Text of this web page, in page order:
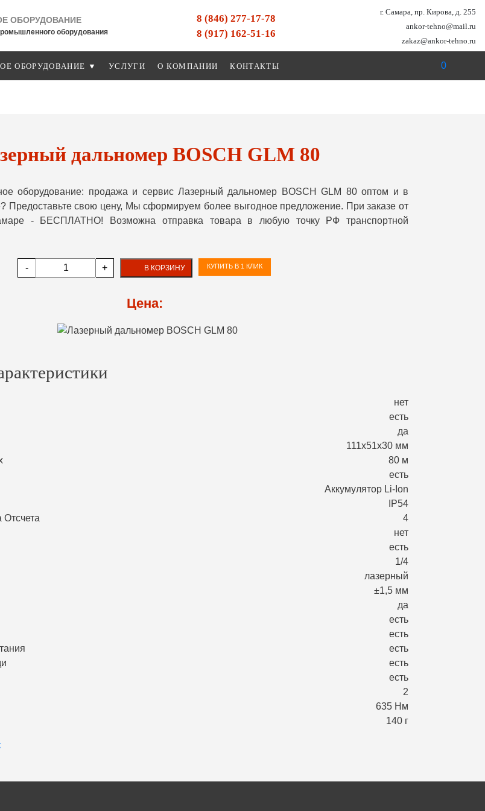
ОБОРУДОВАНИЕ
оборудования
8 (846) 277-17-78
8 (917) 162-51-16
г. Самара, пр. Кирова, д. 255
ankor-tehno@mail.ru
zakaz@ankor-tehno.ru
ОБОРУДОВАНИЕ ▼ УСЛУГИ О КОМПАНИИ КОНТАКТЫ 0
дальномер BOSCH GLM 80
оборудование: продажа и сервис Лазерный дальномер BOSCH GLM 80 оптом и в
Предоставьте свою цену, Мы сформируем более выгодное предложение. При заказе от
- БЕСПЛАТНО! Возможна отправка товара в любую точку РФ транспортной
- + В КОРЗИНУ КУПИТЬ В 1 КЛИК
Цена:
нет
есть
да
111х51х30 мм
80 м
есть
Аккумулятор Li-Ion
IP54
Отсчета
4
нет
есть
1/4
лазерный
±1,5 мм
да
есть
есть
есть
есть
есть
2
635 Нм
140 г